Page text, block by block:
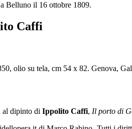
Belluno il 16 ottobre 1809.
Caffi
olio su tela, cm 54 x 82. Genova,
al dipinto di Ippolito Caffi, Il porto di